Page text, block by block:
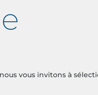
vous invitons à